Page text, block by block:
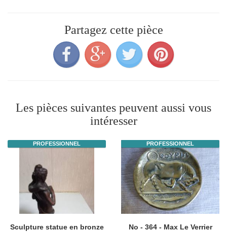
Partagez cette pièce
Les pièces suivantes peuvent aussi vous
intéresser
PROFESSIONNEL
Sculpture statue en bronze
PROFESSIONNEL
No - 364 - Max Le Verrier